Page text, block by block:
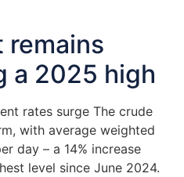
remains
a 2025 high
rates surge The crude
with average weighted
day – a 14% increase
level since June 2024.